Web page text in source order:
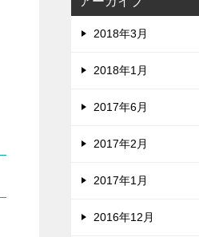
2018年3月
2018年1月
2017年6月
2017年2月
2017年1月
2016年12月